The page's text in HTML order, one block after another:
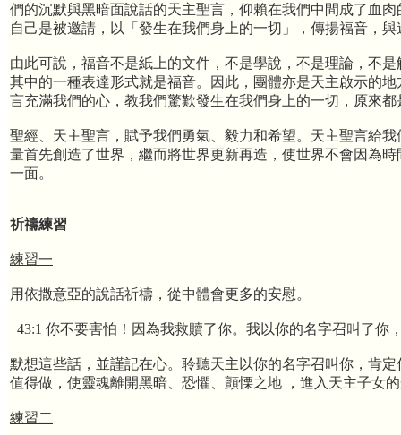
們的沉默與黑暗面說話的天主聖言，仰賴在我們中間成了血
自己是被邀請，以「發生在我們身上的一切」，傳揚福音，
由此可說，福音不是紙上的文件，不是學說，不是理論，不
其中的一種表達形式就是福音。因此，團體亦是天主啟示的
言充滿我們的心，教我們驚歎發生在我們身上的一切，原來
聖經、天主聖言，賦予我們勇氣、毅力和希望。天主聖言給
量首先創造了世界，繼而將世界更新再造，使世界不會因為
一面。
祈禱練習
練習一
用依撒意亞的說話祈禱，從中體會更多的安慰。
43:1 你不要害怕！因為我救贖了你。我以你的名字召叫了你
默想這些話，並謹記在心。聆聽天主以你的名字召叫你，肯
值得做，使靈魂離開黑暗、恐懼、顫慄之地 ，進入天主子女
練習二